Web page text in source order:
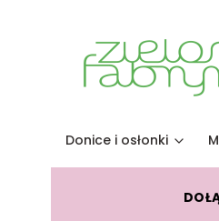
Donice i osłonki